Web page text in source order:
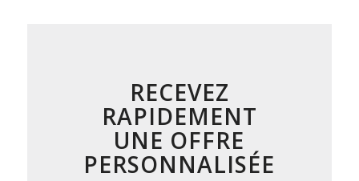
RECEVEZ
RAPIDEMENT
UNE OFFRE
PERSONNALISÉE